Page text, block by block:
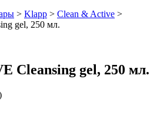
> Klapp > Clean & Active >
gel, 250 мл.
Cleansing gel, 250 мл.